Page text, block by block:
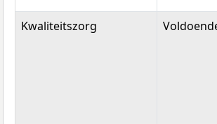
Kwaliteitszorg